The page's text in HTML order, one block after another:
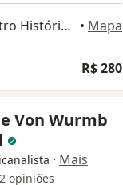
Avenida Independência, Centro Histórico, Porto Alegre - RS, Brasil, Porto Alegre • Mapa
R$ 280
Von Wurmb
· Mais
opiniões